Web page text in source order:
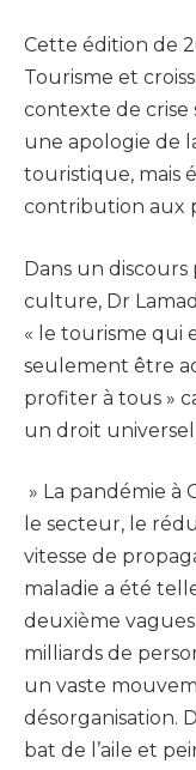
Cette édition de
Tourisme et
contexte de crise
une apologie de
touristique, mais
contribution aux
Dans un
culture, Dr
« le tourisme qui
seulement être
profiter à tous »
un droit
» La pandémie à
le secteur, le
vitesse de
maladie a été
deuxième
milliards de
un vaste
désorganisation.
bat de l’aile et